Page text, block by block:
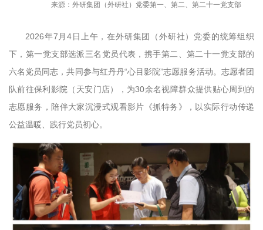
来源：外研集团（外研社）党委第一、第二、第二十一党支部
2026年7月4日上午，在外研集团（外研社）党委的统筹组织
下，第一党支部选派三名党员代表，携手第二、第二十一党支部的
六名党员同志，共同参与红丹丹“心目影院”志愿服务活动。志愿者团
队前往保利影院（天安门店），为30余名视障群众提供贴心周到的
志愿服务，陪伴大家沉浸式观看影片《抓特务》，以实际行动传递
公益温暖、践行党员初心。